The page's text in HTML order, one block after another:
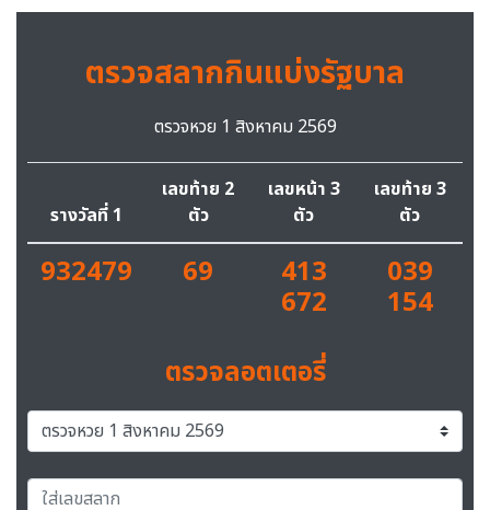
ตรวจสลากกินแบ่งรัฐบาล
ตรวจหวย 1 สิงหาคม 2569
รางวัลที่ 1
เลขท้าย 2
ตัว
เลขหน้า 3
ตัว
เลขท้าย 3
ตัว
932479 69 413
672
039
154
ตรวจลอตเตอรี่